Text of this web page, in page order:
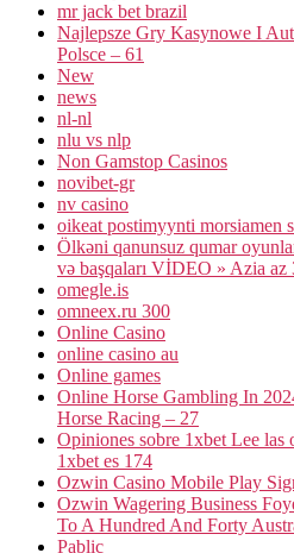
mr jack bet brazil
Najlepsze Gry Kasynowe I
Polsce – 61
New
news
nl-nl
nlu vs nlp
Non Gamstop Casinos
novibet-gr
nv casino
oikeat postimyynti morsiamen
Ölkəni qanunsuz qumar
və başqaları VİDEO » Azia az
omegle.is
omneex.ru 300
Online Casino
online casino au
Online games
Online Horse Gambling In
Horse Racing – 27
Opiniones sobre 1xbet Lee las
1xbet es 174
Ozwin Casino Mobile Play
Ozwin Wagering Business
To A Hundred And Forty
Pablic